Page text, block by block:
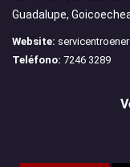
Guadalupe,
Website:
Teléfono: 7246 3289